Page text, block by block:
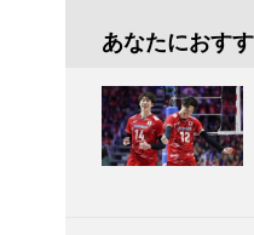
あなたにおす